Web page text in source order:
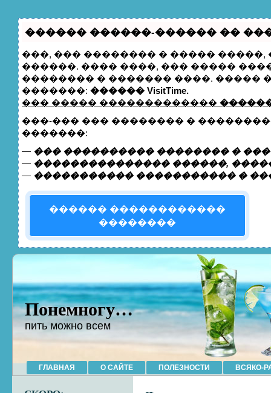
������ ������-������ ��
���, ��� �������� � �����
������. ���� ����, ��� �����
�������� � ������� ����. �����
�������: ������ VisitTime.
��� ����� �������������
���-��� ��� �������� �
�������:
— ��� ���������� �������� �
— ��������������� ������,
— ����������� ����������� �
������ ������������
��������
Понемногу…
пить можно всем
ГЛАВНАЯ О САЙТЕ ПОЛЕЗНОСТИ ВСЯКО-